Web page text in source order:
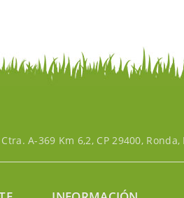
A-369 Km 6,2, CP 29400,